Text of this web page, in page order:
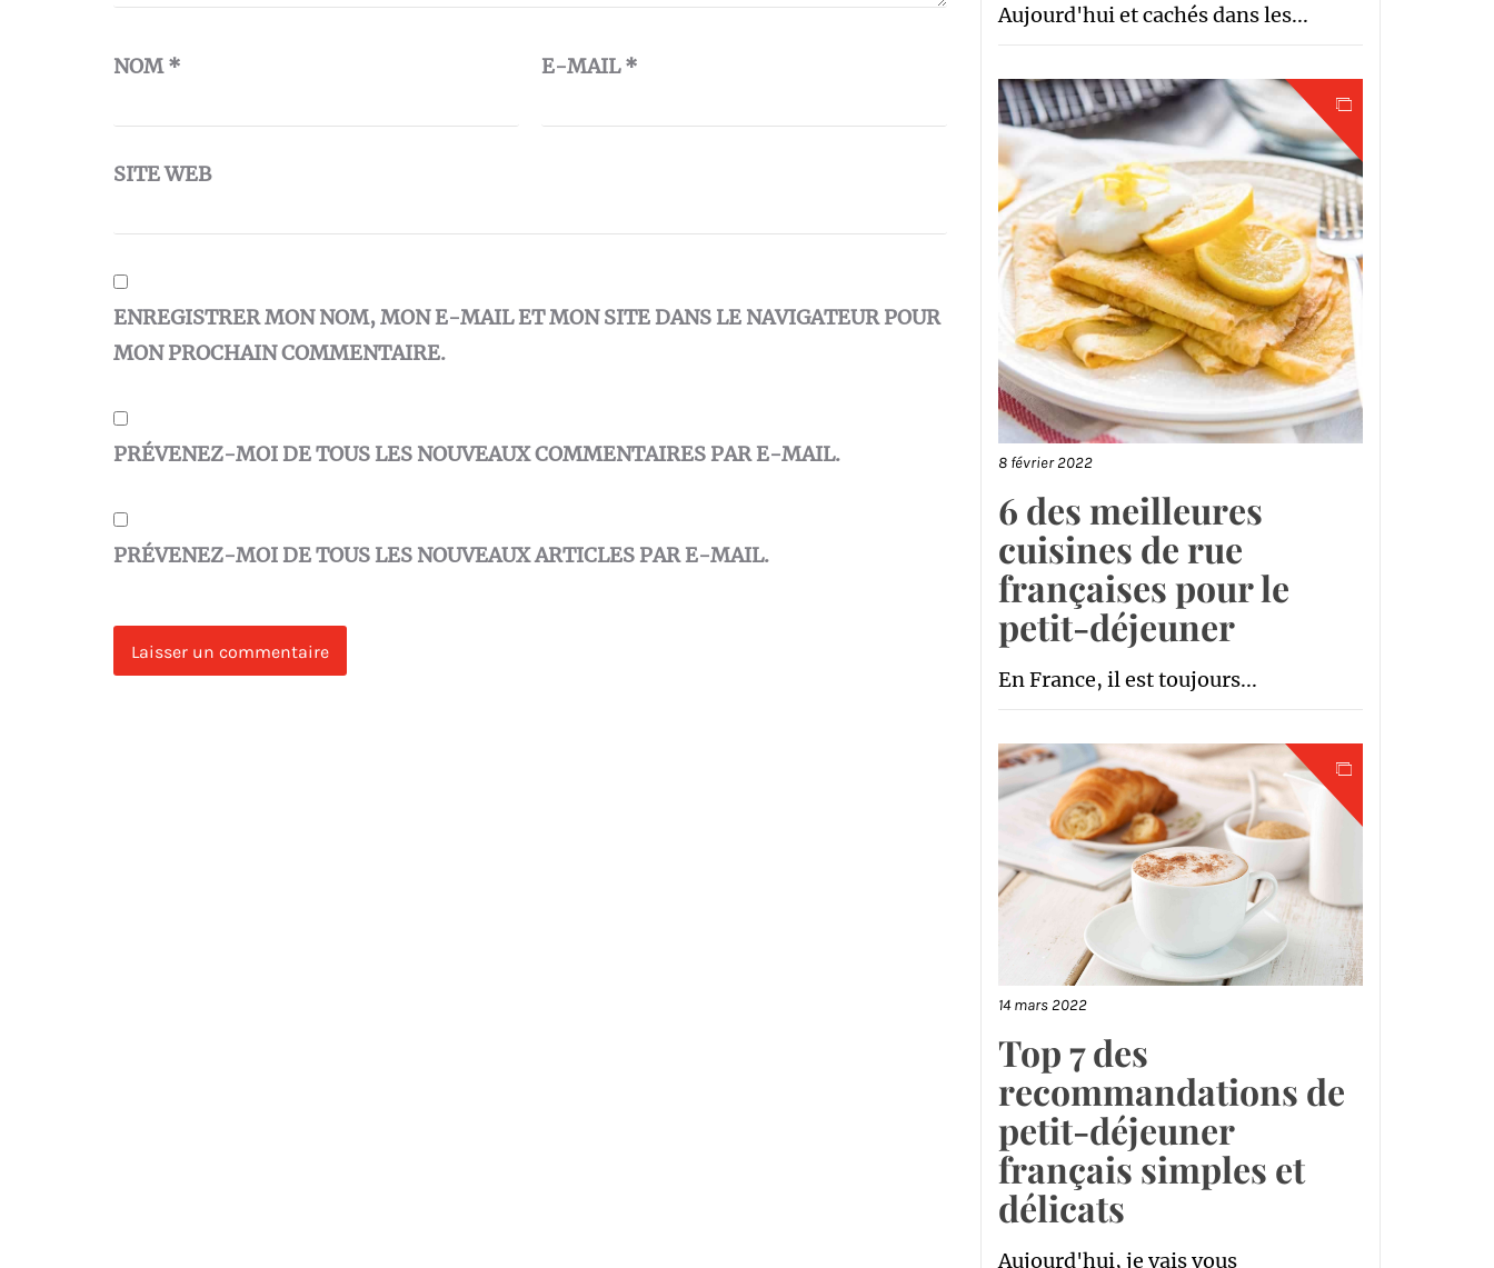
NOM* E-MAIL*
SITE WEB
ENREGISTRER MON NOM, MON E-MAIL ET MON SITE DANS LE NAVIGATEUR POUR
MON PROCHAIN COMMENTAIRE.
PRÉVENEZ-MOI DE TOUS LES NOUVEAUX COMMENTAIRES PAR E-MAIL.
PRÉVENEZ-MOI DE TOUS LES NOUVEAUX ARTICLES PAR E-MAIL.
Aujourd'hui et cachés dans les...
8 février 2022
6 des meilleures
cuisines de rue
françaises pour le
petit-déjeuner
En France, il est toujours...
14 mars 2022
Top 7 des
recommandations de
petit-déjeuner
français simples et
délicats
Aujourd'hui, je vais vous